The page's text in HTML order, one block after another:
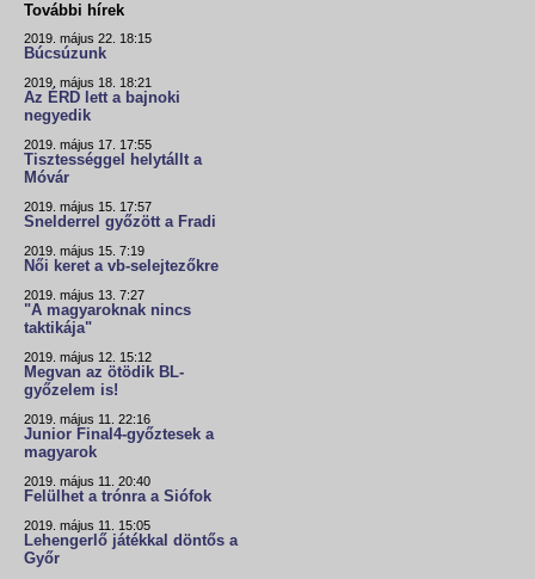
További hírek
2019. május 22. 18:15
Búcsúzunk
2019. május 18. 18:21
Az ÉRD lett a bajnoki
negyedik
2019. május 17. 17:55
Tisztességgel helytállt a
Móvár
2019. május 15. 17:57
Snelderrel győzött a Fradi
2019. május 15. 7:19
Női keret a vb-selejtezőkre
2019. május 13. 7:27
"A magyaroknak nincs
taktikája"
2019. május 12. 15:12
Megvan az ötödik BL-
győzelem is!
2019. május 11. 22:16
Junior Final4-győztesek a
magyarok
2019. május 11. 20:40
Felülhet a trónra a Siófok
2019. május 11. 15:05
Lehengerlő játékkal döntős a
Győr